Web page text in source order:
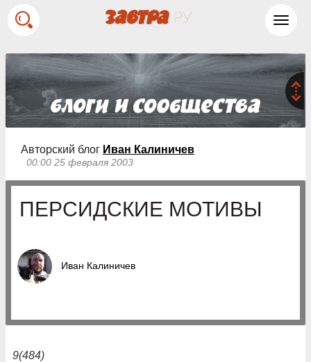
Авторский блог Иван Калиничев
00:00 25 февраля 2003
ПЕРСИДСКИЕ МОТИВЫ
Иван Калиничев
9(484)